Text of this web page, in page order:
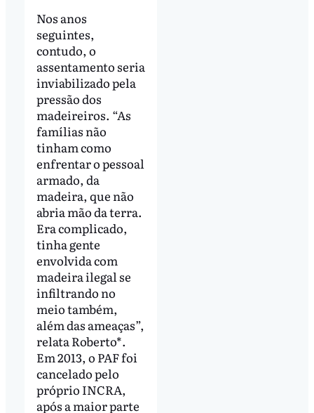
Nos anos
seguintes,
contudo, o
assentamento seria
inviabilizado pela
pressão dos
madeireiros. “As
famílias não
tinham como
enfrentar o pessoal
armado, da
madeira, que não
abria mão da terra.
Era complicado,
tinha gente
envolvida com
madeira ilegal se
infiltrando no
meio também,
além das ameaças”,
relata Roberto*.
Em 2013, o PAF foi
cancelado pelo
próprio INCRA,
após a maior parte